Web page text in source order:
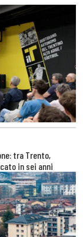
tra Trento,
in sei anni